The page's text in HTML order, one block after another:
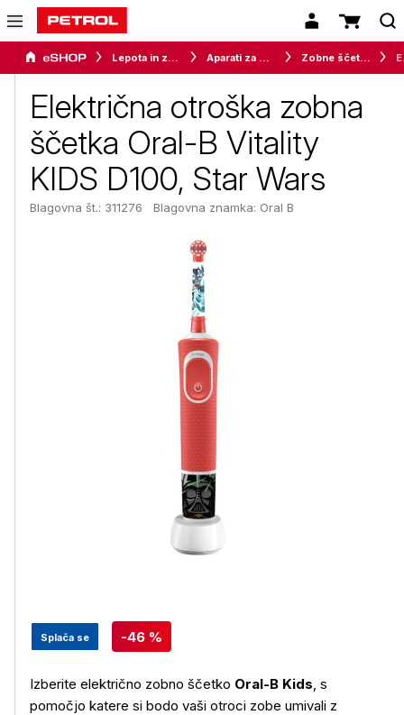
Lepota in zdravje Aparati za osebno nego Zobne ščetke in nastavki
Električna otroška zobna
ščetka Oral-B Vitality
KIDS D100, Star Wars
Blagovna št.: 311276 Blagovna znamka: Oral B
Splača se -46 %
Izberite električno zobno ščetko Oral-B Kids, s
pomočjo katere si bodo vaši otroci zobe umivali z